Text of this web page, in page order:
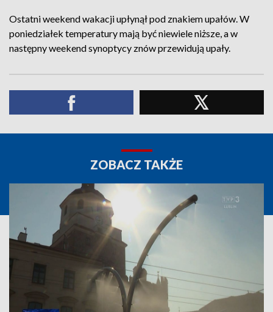
Ostatni weekend wakacji upłynął pod znakiem upałów. W
poniedziałek temperatury mają być niewiele niższe, a w
następny weekend synoptycy znów przewidują upały.
ZOBACZ TAKŻE